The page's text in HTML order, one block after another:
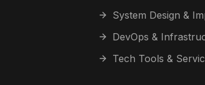
System Design &
DevOps &
Tech Tools &